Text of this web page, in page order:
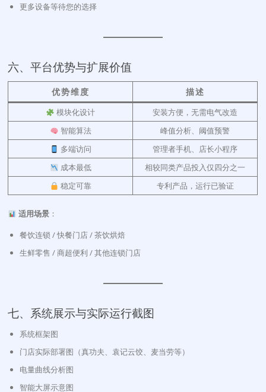
更多设备等待您的选择
六、平台优势与扩展价值
优势维度 描述
模块化设计
安装方便，无需电气改造
智能算法
峰值分析、阈值预警
多端访问
管理者手机、店长小程序
成本最低
相较同类产品投入仅四分之一
稳定可靠
专利产品，运行已验证
适用场景 ：
餐饮连锁 / 快餐门店 / 茶饮烘焙
生鲜零售 / 商超便利 / 其他连锁门店
七、系统展示与实际运行截图
系统框架图
门店实际部署图（真功夫、袁记云饺、麦当劳等）
电量曲线分析图
智能大屏示意图